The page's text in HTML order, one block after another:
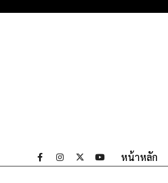
หน้าหลัก